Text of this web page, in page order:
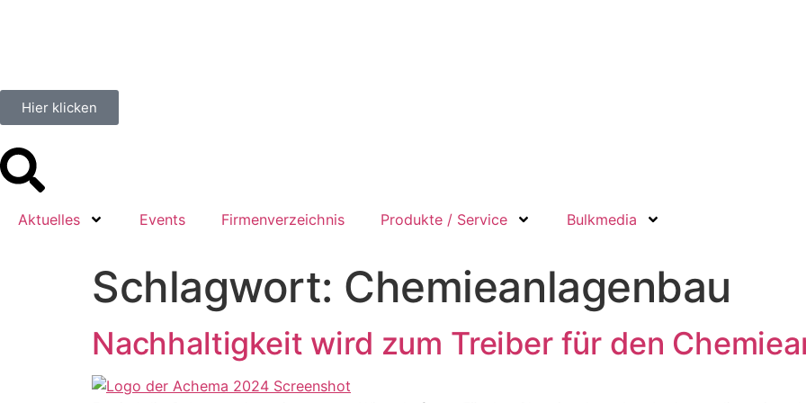
Hier klicken
Aktuelles Events Firmenverzeichnis Produkte / Service Bulkmedia
Schlagwort: Chemieanlagenbau
Nachhaltigkeit wird zum Treiber für den